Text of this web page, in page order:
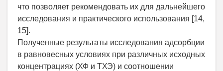
что позволяет рекомендовать их для дальнейшего
исследования и практического использования [14,
15].
Полученные результаты исследования адсорбции
в равновесных условиях при различных исходных
концентрациях (ХФ и ТХЭ) и соотношении